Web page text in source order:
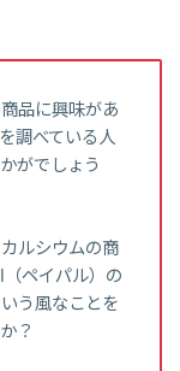
品に興味があ
調べている人
がでしょう
ルシウムの商
ペイパル）の
う風なことを
？